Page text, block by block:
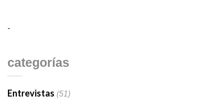
-
categorías
Entrevistas (51)